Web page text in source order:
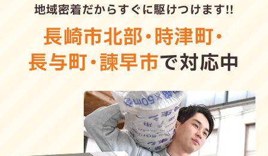
地域密着だからすぐに駆けつけます!!
長崎市北部・時津町・
長与町・諫早市で対応中